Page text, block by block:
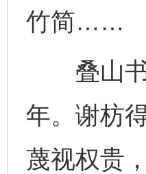
竹简……
叠山书
年。谢枋
蔑视权贵